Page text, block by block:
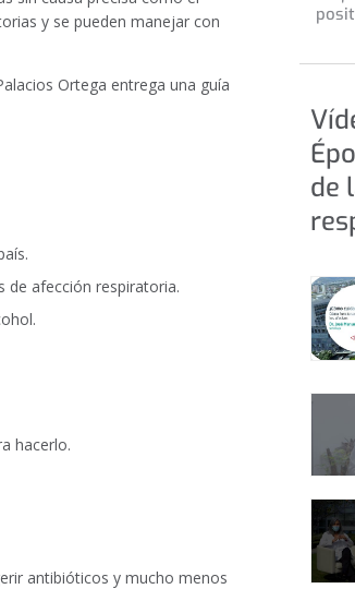
y se pueden manejar con
Ortega entrega una guía
de afección respiratoria.
hacerlo.
antibióticos y mucho menos
de